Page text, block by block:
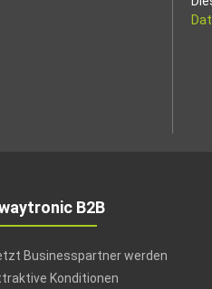
B2B
Businesspartner werden
Konditionen